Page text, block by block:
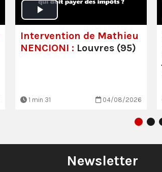
Intervention de Mathieu
NENCIONI : Louvres (95)
1 min 31 04/08/2026
Newsletter